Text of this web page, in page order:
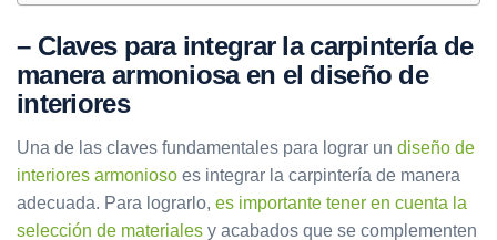
– Claves para integrar la carpintería de
manera armoniosa en el diseño de
interiores
Una de las claves fundamentales para lograr un diseño de
interiores armonioso es integrar la carpintería de manera
adecuada. Para lograrlo, es importante tener en cuenta la
selección de materiales y acabados que se complementen